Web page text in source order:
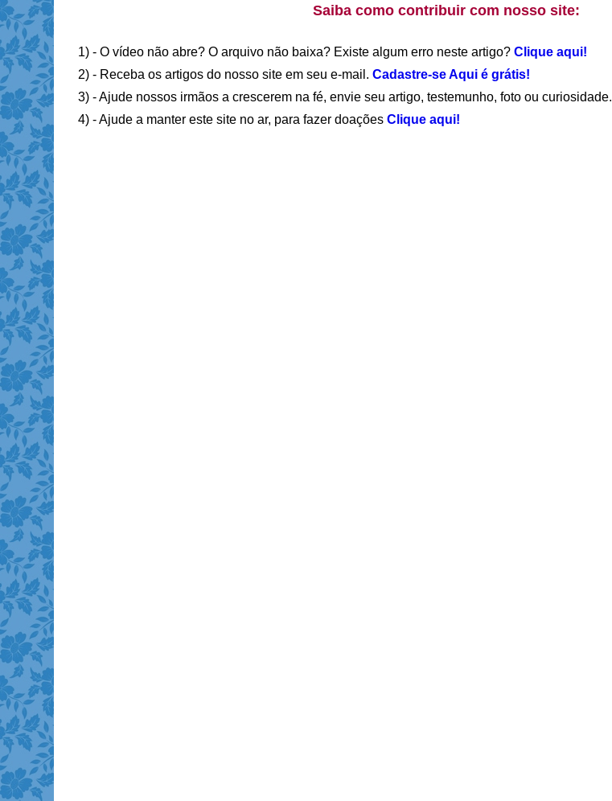
Saiba como contribuir com nosso site:
1) - O vídeo não abre? O arquivo não baixa? Existe algum erro neste artigo? Clique aqui!
2) - Receba os artigos do nosso site em seu e-mail. Cadastre-se Aqui é grátis!
3) - Ajude nossos irmãos a crescerem na fé, envie seu artigo, testemunho, foto ou curiosidade.
4) - Ajude a manter este site no ar, para fazer doações Clique aqui!